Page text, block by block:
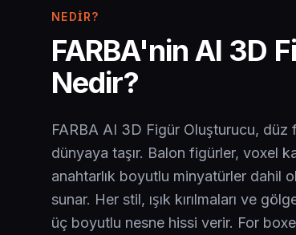
NEDIR?
FARBA'nin AI 3D
Nedir?
FARBA AI 3D Figür Oluşturucu, düz
dünyaya taşır. Balon figürler, voxel
anahtarlık boyutlu minyatürler dahil
sunar. Her stil, ışık kırılmaları ve
üç boyutlu nesne hissi verir. For